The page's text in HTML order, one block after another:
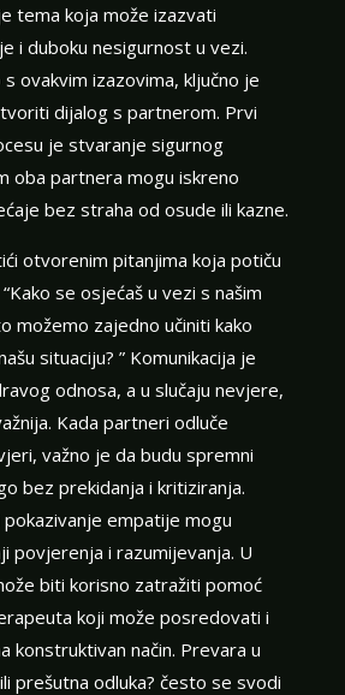
tema koja može izazvati
i duboku nesigurnost u vezi.
ovakvim izazovima, ključno je
dijalog s partnerom. Prvi
je stvaranje sigurnog
oba partnera mogu iskreno
bez straha od osude ili kazne.
otvorenim pitanjima koja potiču
se osjećaš u vezi s našim
možemo zajedno učiniti kako
situaciju? ” Komunikacija je
odnosa, a u slučaju nevjere,
Kada partneri odluče
važno je da budu spremni
bez prekidanja i kritiziranja.
pokazivanje empatije mogu
povjerenja i razumijevanja. U
biti korisno zatražiti pomoć
koji može posredovati i
konstruktivan način. Prevara u
prešutna odluka? često se svodi